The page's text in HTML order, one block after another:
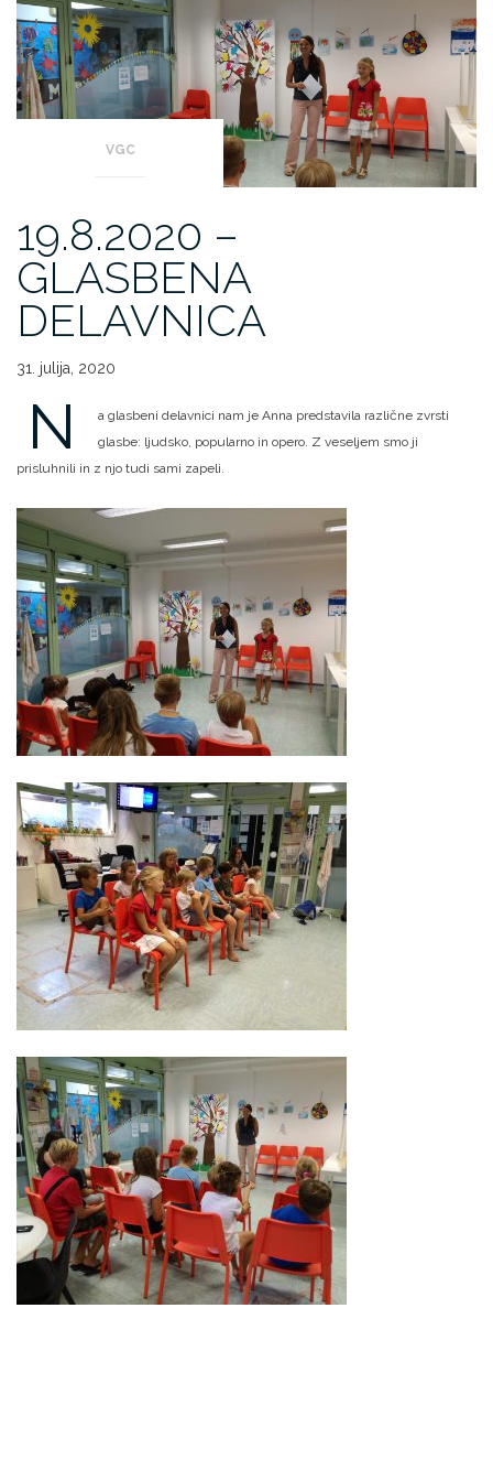
VGC
19.8.2020 –
GLASBENA
DELAVNICA
31. julija, 2020
N
a glasbeni delavnici nam je Anna predstavila različne zvrsti
glasbe: ljudsko, popularno in opero. Z veseljem smo ji
prisluhnili in z njo tudi sami zapeli.